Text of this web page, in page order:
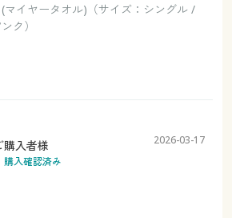
マイヤータオル)（サイズ：シングル /
ク）
購入者様
購入確認済み
2026-03-17